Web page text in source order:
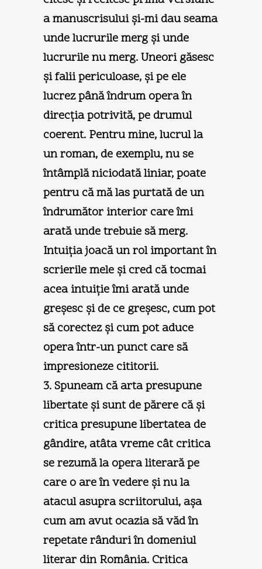
a manuscrisului şi-mi dau seama
unde lucrurile merg şi unde
lucrurile nu merg. Uneori găsesc
şi falii periculoase, şi pe ele
lucrez până îndrum opera în
direcţia potrivită, pe drumul
coerent. Pentru mine, lucrul la
un roman, de exemplu, nu se
întâmplă niciodată liniar, poate
pentru că mă las purtată de un
îndrumător interior care îmi
arată unde trebuie să merg.
Intuiţia joacă un rol important în
scrierile mele şi cred că tocmai
acea intuiţie îmi arată unde
greşesc şi de ce greşesc, cum pot
să corectez şi cum pot aduce
opera într-un punct care să
impresioneze cititorii.
3. Spuneam că arta presupune
libertate şi sunt de părere că şi
critica presupune libertatea de
gândire, atâta vreme cât critica
se rezumă la opera literară pe
care o are în vedere şi nu la
atacul asupra scriitorului, aşa
cum am avut ocazia să văd în
repetate rânduri în domeniul
literar din România. Critica